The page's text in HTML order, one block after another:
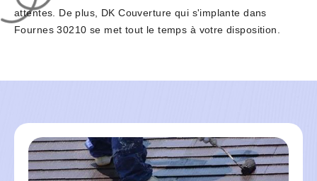
attentes. De plus, DK Couverture qui s'implante dans
Fournes 30210 se met tout le temps à votre disposition.